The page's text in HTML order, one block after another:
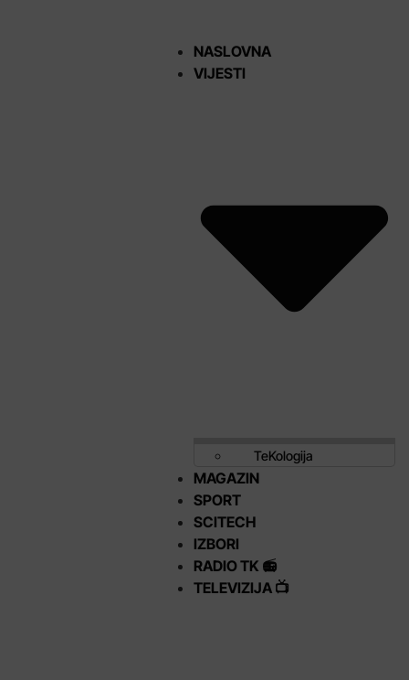
NASLOVNA
VIJESTI
TeKologija
MAGAZIN
SPORT
SCITECH
IZBORI
RADIO TK 📻
TELEVIZIJA 📺